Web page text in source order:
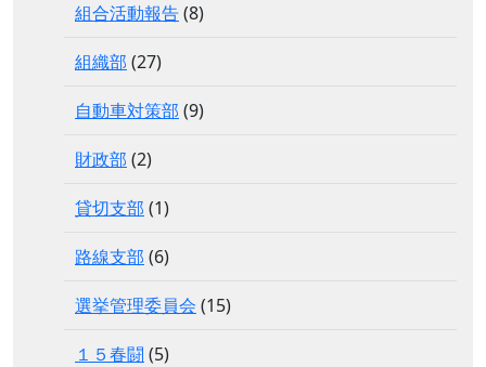
組合活動報告(8)
組織部 (27)
自動車対策部 (9)
財政部 (2)
貸切支部 (1)
路線支部 (6)
選挙管理委員会 (15)
１５春闘 (5)